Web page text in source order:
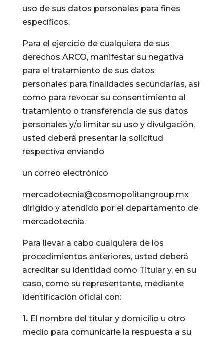
uso de sus datos personales para fines
específicos.
Para el ejercicio de cualquiera de sus
derechos ARCO, manifestar su negativa
para el tratamiento de sus datos
personales para finalidades secundarias, así
como para revocar su consentimiento al
tratamiento o transferencia de sus datos
personales y/o limitar su uso y divulgación,
usted deberá presentar la solicitud
respectiva enviando
un correo electrónico
mercadotecnia@cosmopolitangroup.mx
dirigido y atendido por el departamento de
mercadotecnia.
Para llevar a cabo cualquiera de los
procedimientos anteriores, usted deberá
acreditar su identidad como Titular y, en su
caso, como su representante, mediante
identificación oficial con:
1. El nombre del titular y domicilio u otro
medio para comunicarle la respuesta a su